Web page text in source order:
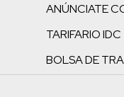
ANÚNCIATE
TARIFARIO IDC
BOLSA DE